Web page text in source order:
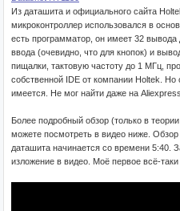
Из даташита и официального сайта
микроконтроллер использовался в
есть программатор, он имеет 32
ввода (очевидно, что для кнопок) и
пищалки, тактовую частоту до 1 МГц,
собственной IDE от компании Holtek.
имеется. Не мог найти даже на Aliexpress.
Более подробный обзор (только в
можете посмотреть в видео ниже. Обзор
даташита начинается со времени 5:40.
изложение в видео. Моё первое всё-таки